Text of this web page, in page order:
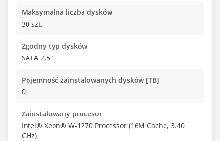
Maksymalna liczba dysków
30 szt.
Zgodny typ dysków
SATA 2,5"
Pojemność zainstalowanych dysków [TB]
0
Zainstalowany procesor
Intel® Xeon® W-1270 Processor (16M Cache, 3.40
GHz)